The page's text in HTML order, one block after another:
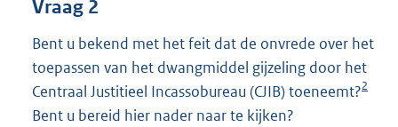
Vraag 2
Bent u bekend met het feit dat de onvrede over het
toepassen van het dwangmiddel gijzeling door het
Centraal Justitieel Incassobureau (CJIB) toeneemt?2
Bent u bereid hier nader naar te kijken?